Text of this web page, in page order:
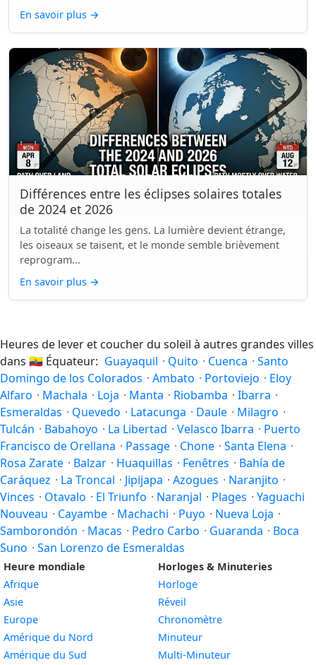
En savoir plus →
Différences entre les éclipses solaires totales
de 2024 et 2026
La totalité change les gens. La lumière devient étrange,
les oiseaux se taisent, et le monde semble brièvement
reprogram...
En savoir plus →
Heures de lever et coucher du soleil à autres grandes villes
dans 🇪🇨 Équateur: Guayaquil · Quito · Cuenca · Santo
Domingo de los Colorados · Ambato · Portoviejo · Eloy
Alfaro · Machala · Loja · Manta · Riobamba · Ibarra ·
Esmeraldas · Quevedo · Latacunga · Daule · Milagro ·
Tulcán · Babahoyo · La Libertad · Velasco Ibarra · Puerto
Francisco de Orellana · Passage · Chone · Santa Elena ·
Rosa Zarate · Balzar · Huaquillas · Fenêtres · Bahía de
Caráquez · La Troncal · Jipijapa · Azogues · Naranjito ·
Vinces · Otavalo · El Triunfo · Naranjal · Plages · Yaguachi
Nouveau · Cayambe · Machachi · Puyo · Nueva Loja ·
Samborondón · Macas · Pedro Carbo · Guaranda · Boca
Suno · San Lorenzo de Esmeraldas
Heure mondiale
Afrique
Asie
Europe
Amérique du Nord
Amérique du Sud
Horloges & Minuteries
Horloge
Réveil
Chronomètre
Minuteur
Multi-Minuteur